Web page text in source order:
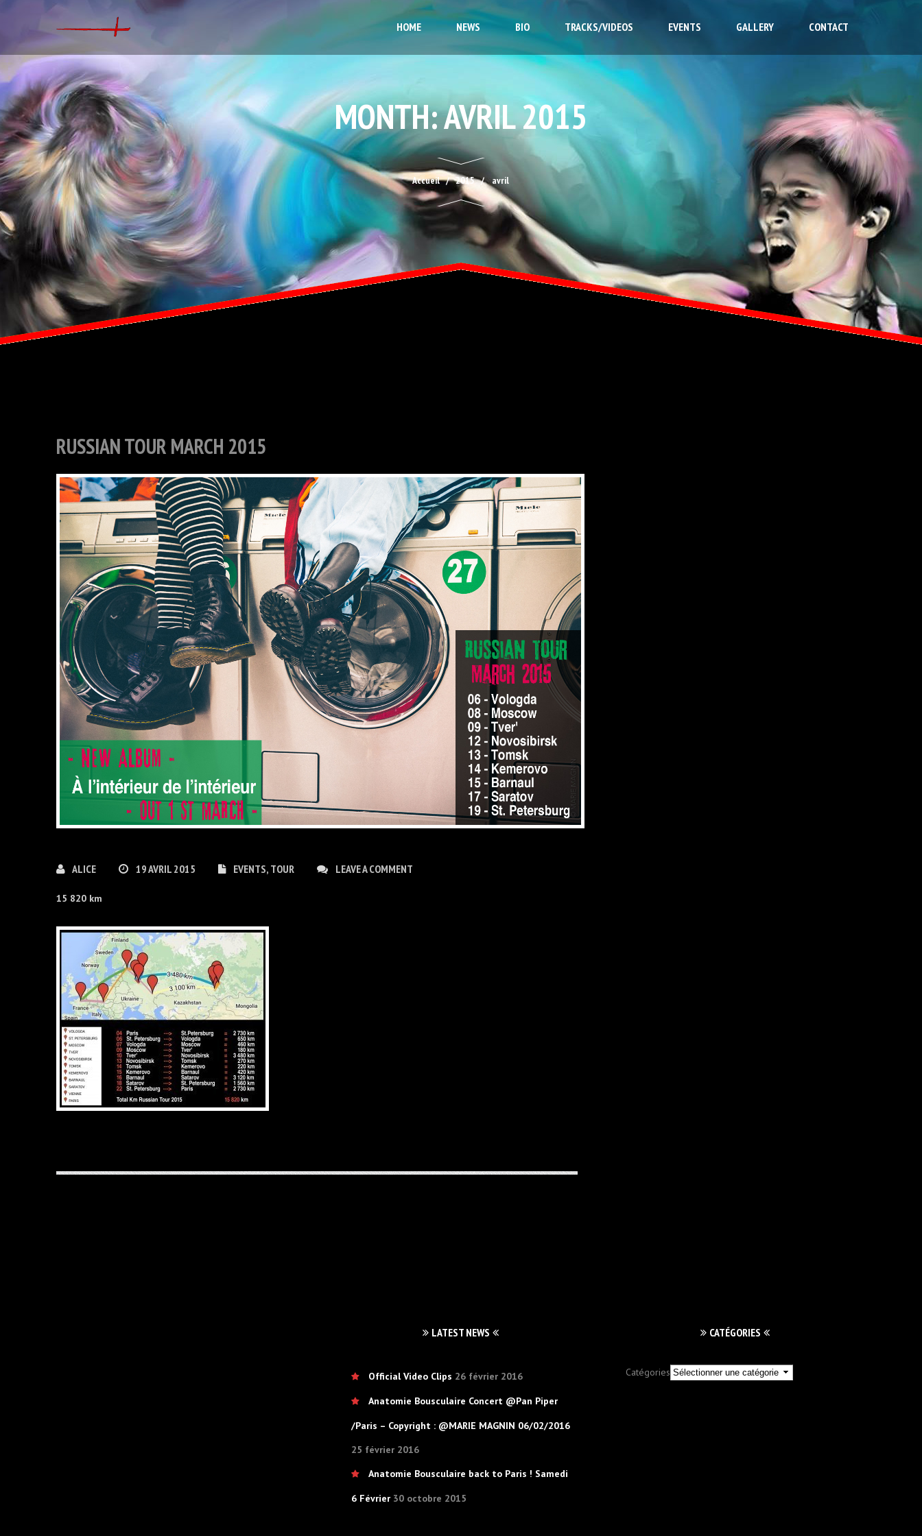
HOME NEWS BIO TRACKS/VIDEOS EVENTS GALLERY CONTACT
MONTH:AVRIL 2015
Accueil 2015 avril
RUSSIAN TOUR MARCH 2015
ALICE 19 AVRIL 2015 EVENTS, TOUR LEAVE A COMMENT
15 820 km
LATEST NEWS
Official Video Clips 26 février 2016
Anatomie Bousculaire Concert @Pan Piper
/Paris – Copyright : @MARIE MAGNIN 06/02/2016
25 février 2016
Anatomie Bousculaire back to Paris ! Samedi
6 Février 30 octobre 2015
CATÉGORIES
Catégories